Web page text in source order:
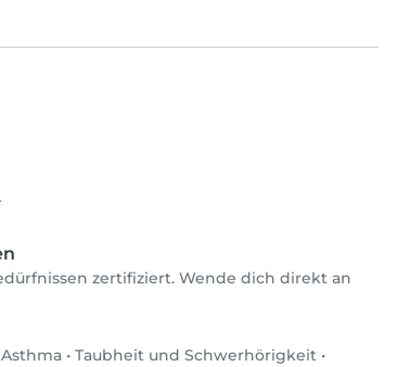
zertifiziert. Wende dich direkt an
Asthma • Taubheit und Schwerhörigkeit •